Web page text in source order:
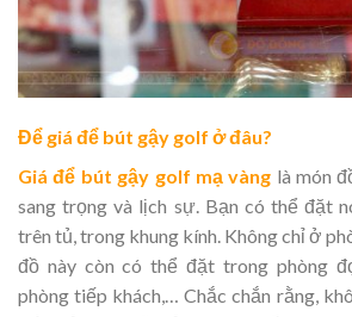
Để giá để bút gậy golf ở đâu?
Giá để bút gậy golf mạ vàng là món
sang trọng và lịch sự. Bạn có thể đặt
trên tủ, trong khung kính. Không chỉ ở
đồ này còn có thể đặt trong phòng
phòng tiếp khách,… Chắc chắn rằng,